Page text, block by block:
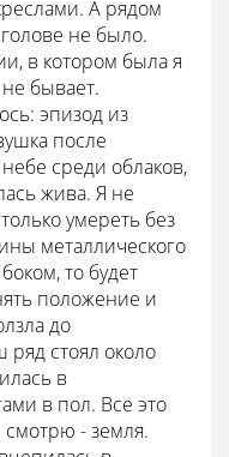
А рядом
не было.
в котором была я
бывает.
эпизод из
после
среди облаков,
жива. Я не
умереть без
металлического
то будет
положение и
до
стоял около
в
в пол. Все это
смотрю - земля.